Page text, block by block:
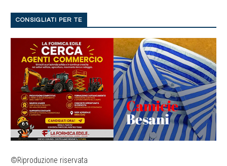
CONSIGLIATI PER TE
©Riproduzione riservata